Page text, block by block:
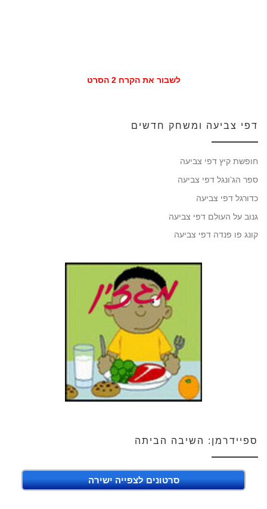
לשבור את הקרח 2 הסרט
דפי צביעה ומשחק חדשים
חופשת קיץ דפי צביעה
ספר הג'ונגל דפי צביעה
כדורגל דפי צביעה
גנוב על העולם דפי צביעה
קונג פו פנדה דפי צביעה
ספיידרמן: השיבה הביתה
סרטונים לצפייה ישירה